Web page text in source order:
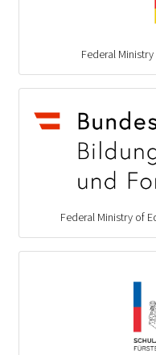
Federal
Federal Ministry of